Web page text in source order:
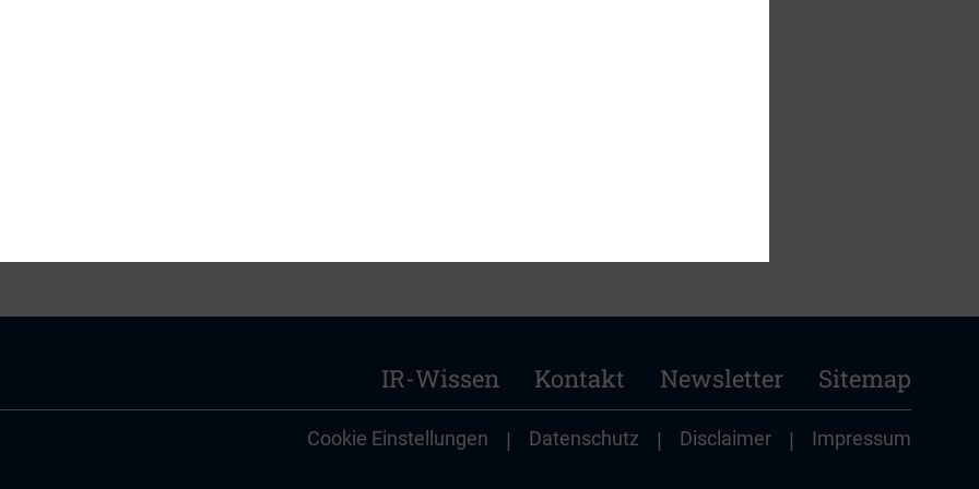
IR-Wissen Kontakt Newsletter Sitemap
Cookie Einstellungen | Datenschutz | Disclaimer | Impressum